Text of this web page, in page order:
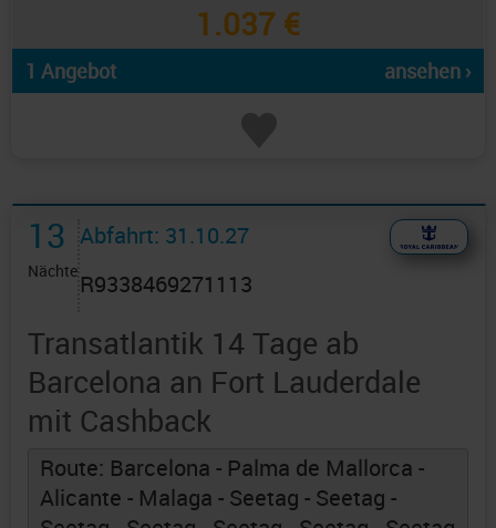
1.037 €
1 Angebot ansehen ›
13
Nächte
Abfahrt: 31.10.27
R9338469271113
Transatlantik 14 Tage ab
Barcelona an Fort Lauderdale
mit Cashback
Route: Barcelona - Palma de Mallorca -
Alicante - Malaga - Seetag - Seetag -